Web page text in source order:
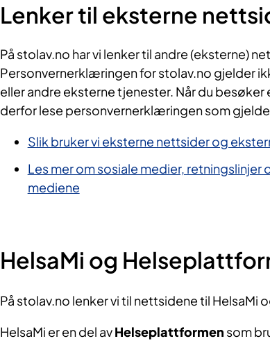
Lenker til eksterne
På stolav.no har vi lenker til andre (eksterne)
Personvernerklæringen for stolav.no gjelder
eller andre eksterne tjenester. Når du
derfor lese personvernerklæringen som
Slik bruker vi eksterne nettsider og
Les mer om sosiale medier, retningslinjer
mediene
HelsaMi og
På stolav.no lenker vi til nettsidene til HelsaMi
HelsaMi er en del avHelseplattformen som